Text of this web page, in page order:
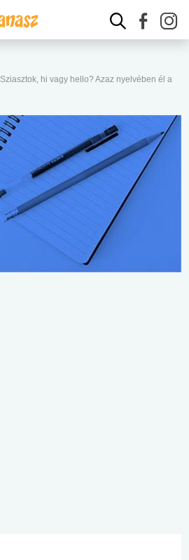
Sziasztok, hi vagy hello? Azaz nyelvében él a